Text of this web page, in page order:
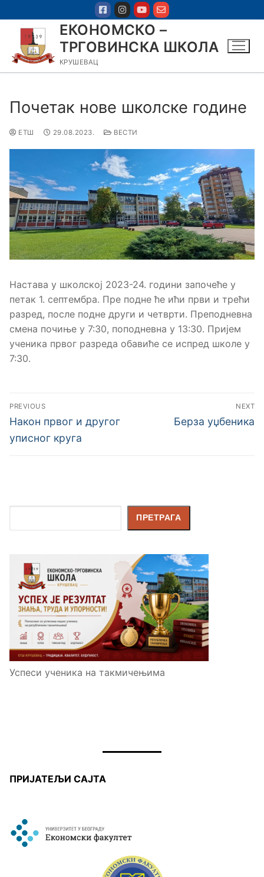
ЕКОНОМСКО –
ТРГОВИНСКА ШКОЛА
КРУШЕВАЦ
Почетак нове школске године
ЕТШ 29.08.2023. ВЕСТИ
Настава у школској 2023-24. години започеће у
петак 1. септембра. Пре подне ће ићи први и трећи
разред, после подне други и четврти. Преподневна
смена почиње у 7:30, поподневна у 13:30. Пријем
ученика првог разреда обавиће се испред школе у
7:30.
PREVIOUS
Након првог и другог
уписног круга
NEXT
Берза уџбеника
ПРЕТРАГА
Успеси ученика на такмичењима
ПРИЈАТЕЉИ САЈТА